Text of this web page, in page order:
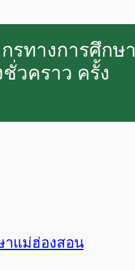
รทางการศึกษา
วคราว ครั้ง
าแม่ฮ่องสอน